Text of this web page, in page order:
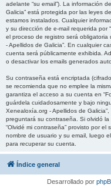
adelante “su email”). La información
Galicia” está protegida por las leyes
estamos instalados. Cualquier
y su dirección de e-mail requerida por
el proceso de registro será obligatoria
- Apellidos de Galicia”. En cualquier
cuenta será públicamente exhibida.
o desactivar los emails generados
Su contraseña está encriptada
se recomienda que no emplee la
garantiza el acceso a su cuenta en
guárdela cuidadosamente y bajo
Xenealoxía.org - Apellidos de
preguntará su contraseña. Si olvidó
“Olvidé mi contraseña” provisto por
nombre de usuario y su email, luego
para recuperar su cuenta.
Índice general
Desarrollado por